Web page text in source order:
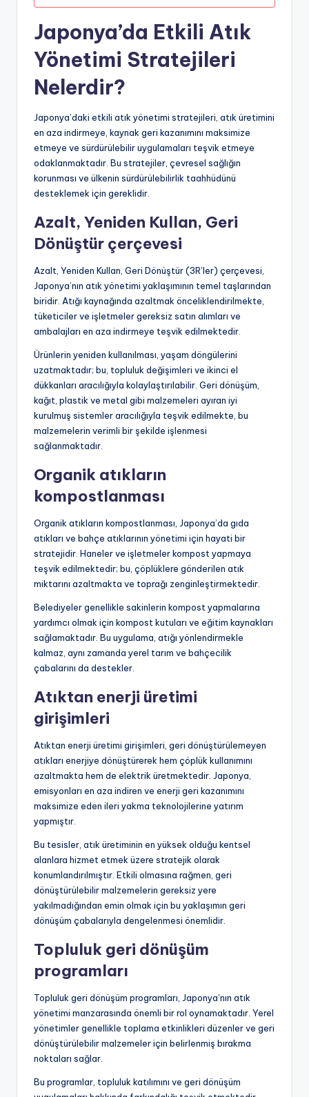
Japonya’da Etkili Atık
Yönetimi Stratejileri
Nelerdir?
Japonya’daki etkili atık yönetimi stratejileri, atık üretimini
en aza indirmeye, kaynak geri kazanımını maksimize
etmeye ve sürdürülebilir uygulamaları teşvik etmeye
odaklanmaktadır. Bu stratejiler, çevresel sağlığın
korunması ve ülkenin sürdürülebilirlik taahhüdünü
desteklemek için gereklidir.
Azalt, Yeniden Kullan, Geri
Dönüştür çerçevesi
Azalt, Yeniden Kullan, Geri Dönüştür (3R’ler) çerçevesi,
Japonya’nın atık yönetimi yaklaşımının temel taşlarından
biridir. Atığı kaynağında azaltmak önceliklendirilmekte,
tüketiciler ve işletmeler gereksiz satın alımları ve
ambalajları en aza indirmeye teşvik edilmektedir.
Ürünlerin yeniden kullanılması, yaşam döngülerini
uzatmaktadır; bu, topluluk değişimleri ve ikinci el
dükkanları aracılığıyla kolaylaştırılabilir. Geri dönüşüm,
kağıt, plastik ve metal gibi malzemeleri ayıran iyi
kurulmuş sistemler aracılığıyla teşvik edilmekte, bu
malzemelerin verimli bir şekilde işlenmesi
sağlanmaktadır.
Organik atıkların
kompostlanması
Organik atıkların kompostlanması, Japonya’da gıda
atıkları ve bahçe atıklarının yönetimi için hayati bir
stratejidir. Haneler ve işletmeler kompost yapmaya
teşvik edilmektedir; bu, çöplüklere gönderilen atık
miktarını azaltmakta ve toprağı zenginleştirmektedir.
Belediyeler genellikle sakinlerin kompost yapmalarına
yardımcı olmak için kompost kutuları ve eğitim kaynakları
sağlamaktadır. Bu uygulama, atığı yönlendirmekle
kalmaz, aynı zamanda yerel tarım ve bahçecilik
çabalarını da destekler.
Atıktan enerji üretimi
girişimleri
Atıktan enerji üretimi girişimleri, geri dönüştürülemeyen
atıkları enerjiye dönüştürerek hem çöplük kullanımını
azaltmakta hem de elektrik üretmektedir. Japonya,
emisyonları en aza indiren ve enerji geri kazanımını
maksimize eden ileri yakma teknolojilerine yatırım
yapmıştır.
Bu tesisler, atık üretiminin en yüksek olduğu kentsel
alanlara hizmet etmek üzere stratejik olarak
konumlandırılmıştır. Etkili olmasına rağmen, geri
dönüştürülebilir malzemelerin gereksiz yere
yakılmadığından emin olmak için bu yaklaşımın geri
dönüşüm çabalarıyla dengelenmesi önemlidir.
Topluluk geri dönüşüm
programları
Topluluk geri dönüşüm programları, Japonya’nın atık
yönetimi manzarasında önemli bir rol oynamaktadır. Yerel
yönetimler genellikle toplama etkinlikleri düzenler ve geri
dönüştürülebilir malzemeler için belirlenmiş bırakma
noktaları sağlar.
Bu programlar, topluluk katılımını ve geri dönüşüm